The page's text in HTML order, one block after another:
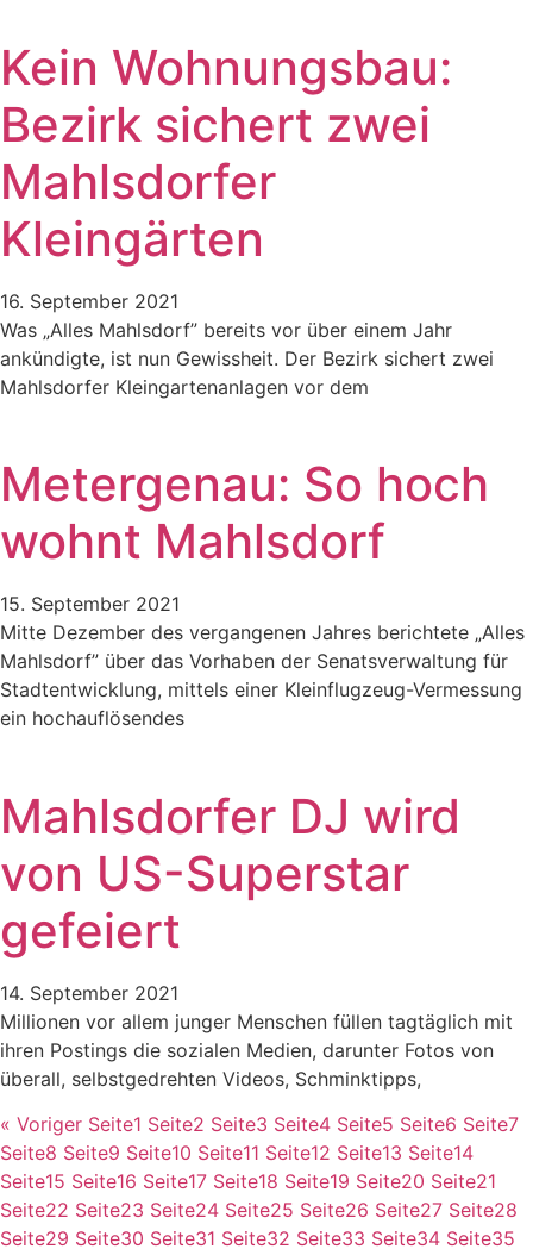
Kein Wohnungsbau:
Bezirk sichert zwei
Mahlsdorfer
Kleingärten
16. September 2021
Was „Alles Mahlsdorf” bereits vor über einem Jahr
ankündigte, ist nun Gewissheit. Der Bezirk sichert zwei
Mahlsdorfer Kleingartenanlagen vor dem
Metergenau: So hoch
wohnt Mahlsdorf
15. September 2021
Mitte Dezember des vergangenen Jahres berichtete „Alles
Mahlsdorf” über das Vorhaben der Senatsverwaltung für
Stadtentwicklung, mittels einer Kleinflugzeug-Vermessung
ein hochauflösendes
Mahlsdorfer DJ wird
von US-Superstar
gefeiert
14. September 2021
Millionen vor allem junger Menschen füllen tagtäglich mit
ihren Postings die sozialen Medien, darunter Fotos von
überall, selbstgedrehten Videos, Schminktipps,
« Voriger Seite1 Seite2 Seite3 Seite4 Seite5 Seite6 Seite7
Seite8 Seite9 Seite10 Seite11 Seite12 Seite13 Seite14
Seite15 Seite16 Seite17 Seite18 Seite19 Seite20 Seite21
Seite22 Seite23 Seite24 Seite25 Seite26 Seite27 Seite28
Seite29 Seite30 Seite31 Seite32 Seite33 Seite34 Seite35